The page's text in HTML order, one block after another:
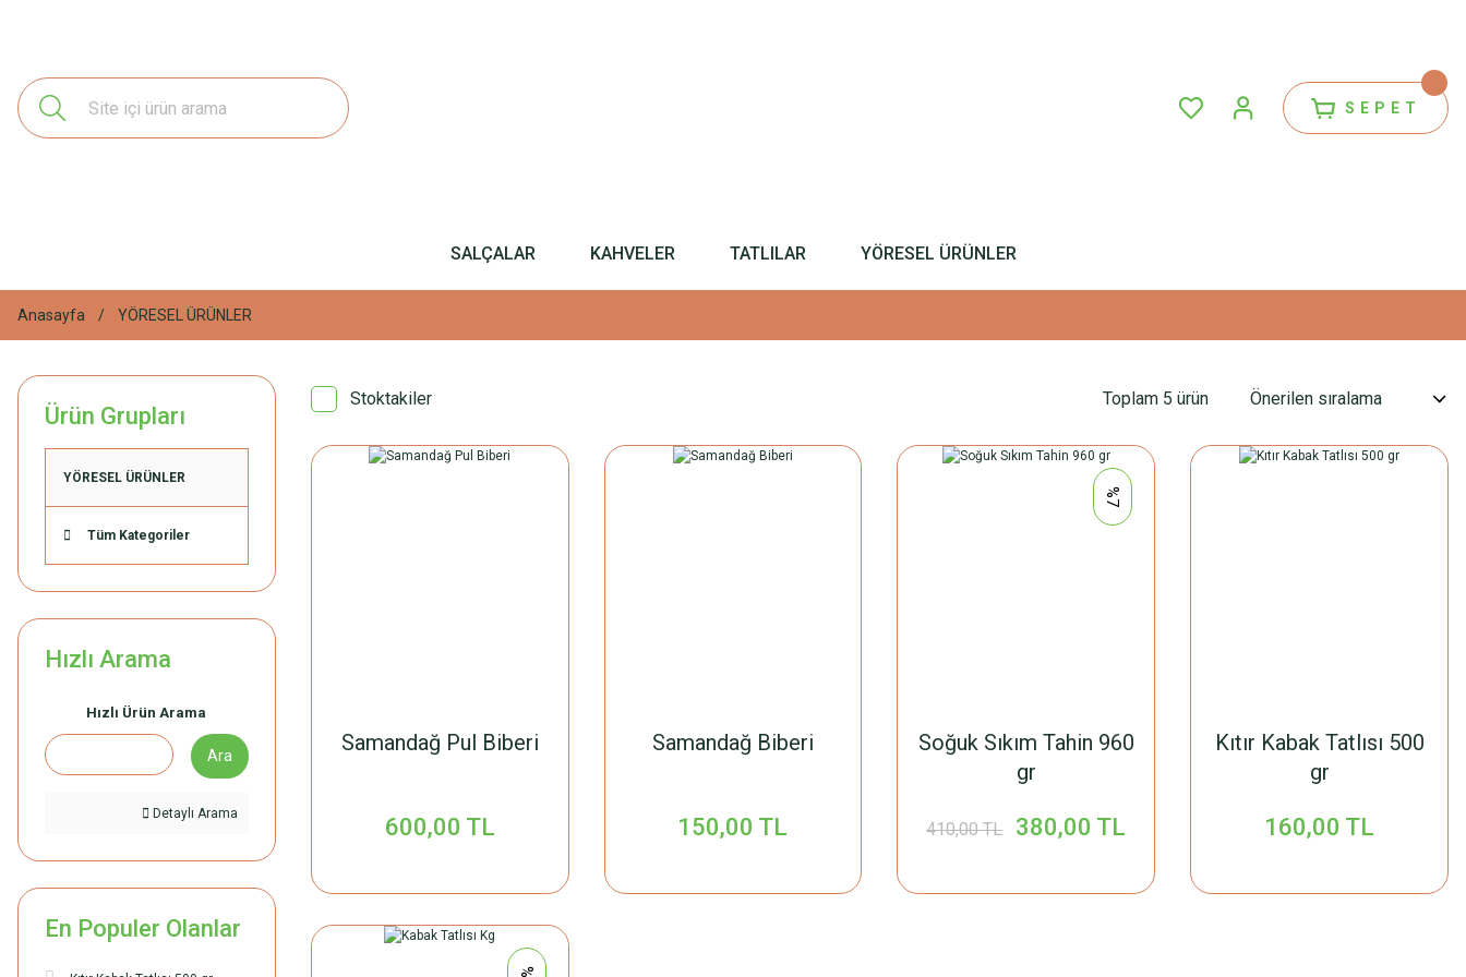
SEPET
SALÇALAR KAHVELER TATLILAR YÖRESEL ÜRÜNLER
Anasayfa YÖRESEL ÜRÜNLER
Ürün Grupları
YÖRESEL ÜRÜNLER
Tüm Kategoriler
Hızlı Arama
Hızlı Ürün Arama
Ara
Detaylı Arama
En Populer Olanlar
Stoktakiler Toplam 5 ürün
Samandağ Pul Biberi
600,00 TL
Samandağ Biberi
150,00 TL
%7
Soğuk Sıkım Tahin 960
gr
410,00 TL 380,00 TL
Kıtır Kabak Tatlısı 500
gr
160,00 TL